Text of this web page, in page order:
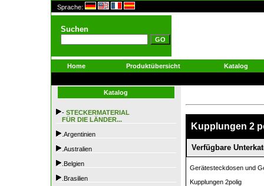
Sprache:
Suchen
Home Produktübersicht Katalog
Katalog
- STECKERMATERIAL
FÜR DIE LÄNDER...
.Argentinien
.Australien
.Belgien
.Brasilien
Kupplungen 2
Verfügbare
Gerätesteckdosen und
Kupplungen 2polig